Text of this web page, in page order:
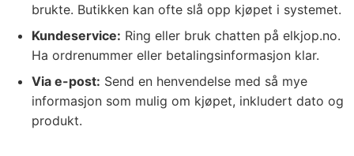
brukte. Butikken kan ofte slå opp kjøpet i systemet.
Kundeservice: Ring eller bruk chatten på elkjop.no.
Ha ordrenummer eller betalingsinformasjon klar.
Via e-post: Send en henvendelse med så mye
informasjon som mulig om kjøpet, inkludert dato og
produkt.